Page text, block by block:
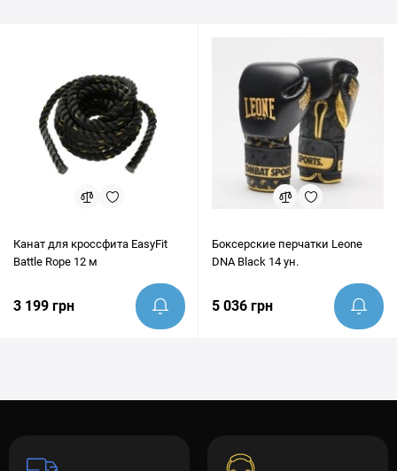
Канат для кроссфита EasyFit
Battle Rope 12 м
3 199 грн
Боксерские перчатки Leone
DNA Black 14 ун.
5 036 грн